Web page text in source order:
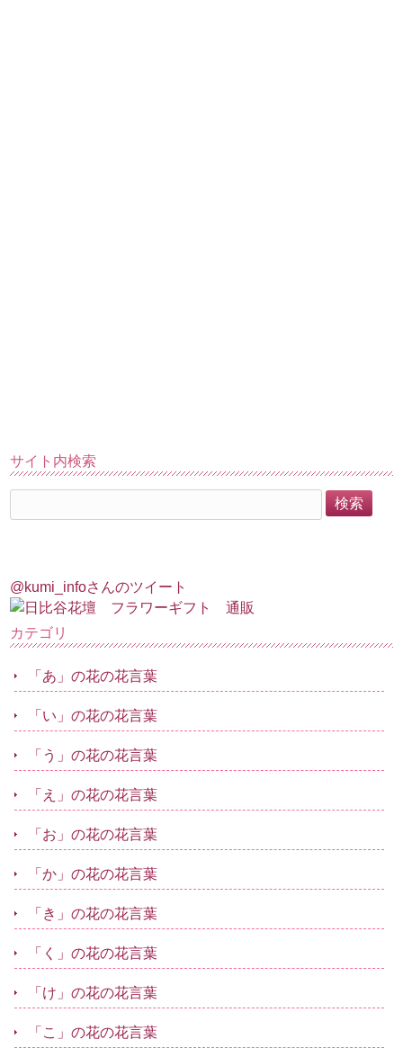
サイト内検索
@kumi_infoさんのツイート
カテゴリ
「あ」の花の花言葉
「い」の花の花言葉
「う」の花の花言葉
「え」の花の花言葉
「お」の花の花言葉
「か」の花の花言葉
「き」の花の花言葉
「く」の花の花言葉
「け」の花の花言葉
「こ」の花の花言葉